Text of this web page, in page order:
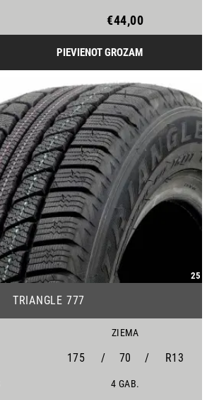
€44,00
PIEVIENOT GROZAM
25
TRIANGLE 777
ZIEMA
175 / 70 / R13
4 GAB.